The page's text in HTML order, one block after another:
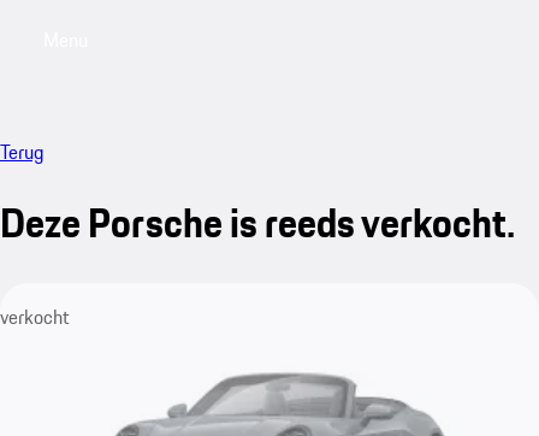
Terug
Deze Porsche is reeds verkocht.
verkocht